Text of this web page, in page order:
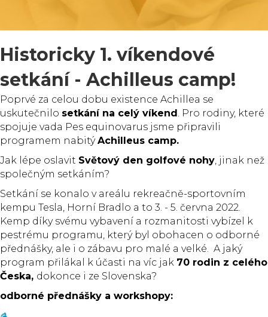
Historicky 1. víkendové
setkání - Achilleus camp!
Poprvé za celou dobu existence Achillea se
uskutečnilo setkání na celý víkend . Pro rodiny, které
spojuje vada Pes equinovarus jsme připravili
programem nabitýAchilleus camp.
Jak lépe oslavit Světový den golfové nohy, jinak než
společným setkáním?
Setkání se konalo v areálu rekreačně-sportovním
kempu Tesla, Horní Bradlo a to 3. - 5. června 2022.
Kemp díky svému vybavení a rozmanitosti vybízel k
pestrému programu, který byl obohacen o odborné
přednášky, ale i o zábavu pro malé a velké. A jaký
program přilákal k účasti na víc jak 70 rodin z celého
Česka, dokonce i ze Slovenska?
odborné přednášky a workshopy: